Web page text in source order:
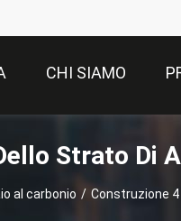
CHI SIAMO
Strato Di
al carbonio / Construzione 4